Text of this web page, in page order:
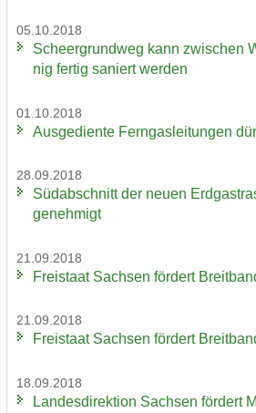
05.10.2018
Scheergrund­weg kann zwi­schen
nig fer­tig sa­niert wer­den
01.10.2018
Aus­ge­dien­te Fern­gas­lei­tun­gen
28.09.2018
Süd­ab­schnitt der neuen
ge­neh­migt
21.09.2018
Frei­staat Sach­sen för­dert
21.09.2018
Frei­staat Sach­sen för­dert
18.09.2018
Lan­des­di­rek­ti­on Sach­sen för­dert